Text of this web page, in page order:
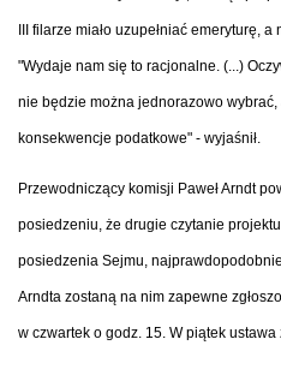
III filarze miało uzupełniać emeryturę,
"Wydaje nam się to racjonalne. (...)
nie będzie można jednorazowo
konsekwencje podatkowe" - wyjaśnił.
Przewodniczący komisji Paweł Arndt
posiedzeniu, że drugie czytanie
posiedzenia Sejmu,
Arndta zostaną na nim zapewne
w czwartek o godz. 15. W piątek